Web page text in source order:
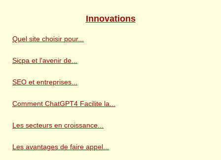
Innovations
Quel site choisir pour...
Sicpa et l'avenir de...
SEO et entreprises...
Comment ChatGPT4 Facilite la...
Les secteurs en croissance...
Les avantages de faire appel...